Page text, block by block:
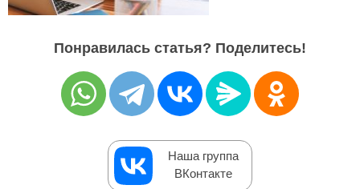
Понравилась статья? Поделитесь!
Наша группа
ВКонтакте